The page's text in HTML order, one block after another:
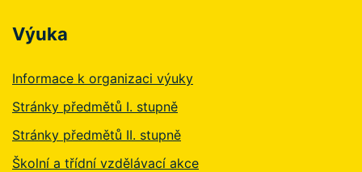
Výuka
Informace k organizaci výuky
Stránky předmětů I. stupně
Stránky předmětů II. stupně
Školní a třídní vzdělávací akce